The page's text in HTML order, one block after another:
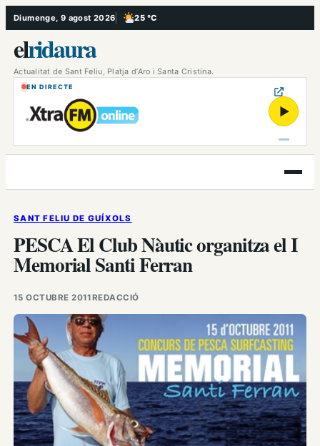
Vés
al
contingut
Diumenge, 9 agost 2026 25 °C
, Poc ennuvolat
elridaura
Actualitat de Sant Feliu, Platja d’Aro i Santa Cristina.
EN DIRECTE
▶
Obre
el
SANT FELIU DE GUÍXOLS
PESCA El Club Nàutic organitza el I
Memorial Santi Ferran
15 OCTUBRE 2011REDACCIÓ